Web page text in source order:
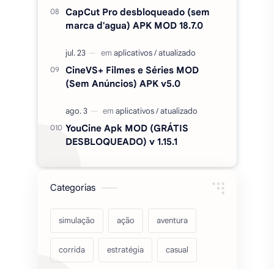
CapCut Pro desbloqueado (sem
marca d'agua) APK MOD 18.7.0
CineVS+ Filmes e Séries MOD
(Sem Anúncios) APK v5.0
YouCine Apk MOD (GRÁTIS
DESBLOQUEADO) v 1.15.1
Categorias
simulação ação aventura
corrida estratégia casual